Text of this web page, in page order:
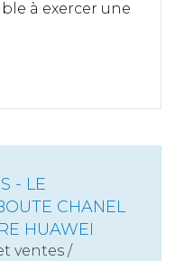
à exercer une
- LE
CHANEL
HUAWEI
ventes /